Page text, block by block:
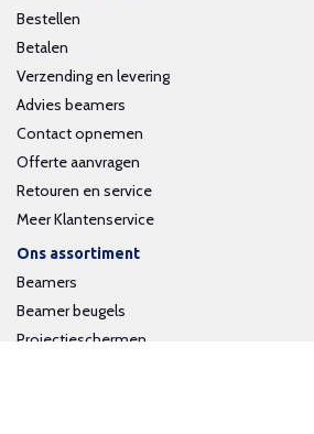
Bestellen
Betalen
Verzending en levering
Advies beamers
Contact opnemen
Offerte aanvragen
Retouren en service
Meer Klantenservice
Ons assortiment
Beamers
Beamer beugels
Projectieschermen